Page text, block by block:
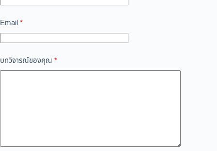
Email*
บทวิจารณ์ของคุณ *